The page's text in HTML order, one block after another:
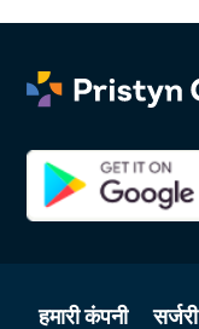
हमारी कंपनी सर्जरी